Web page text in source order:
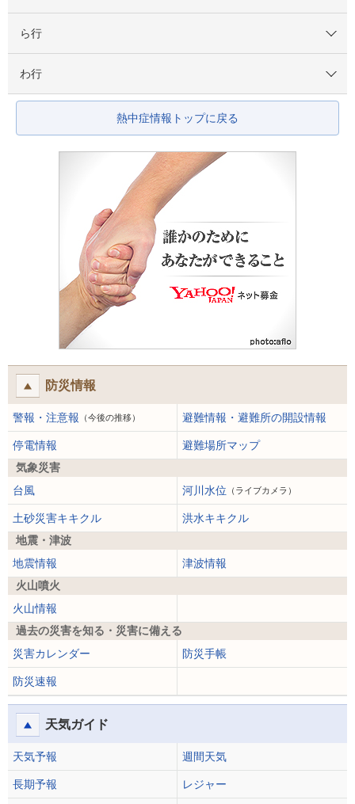
ら行
わ行
熱中症情報トップに戻る
防災情報
警報・注意報 （今後の推移） 避難情報・避難所の開設情報
停電情報
避難場所マップ
気象災害
台風
河川水位 （ライブカメラ）
土砂災害キキクル
洪水キキクル
地震・津波
地震情報
津波情報
火山噴火
火山情報
過去の災害を知る・災害に備える
災害カレンダー
防災手帳
防災速報
天気ガイド
天気予報 週間天気
長期予報 レジャー